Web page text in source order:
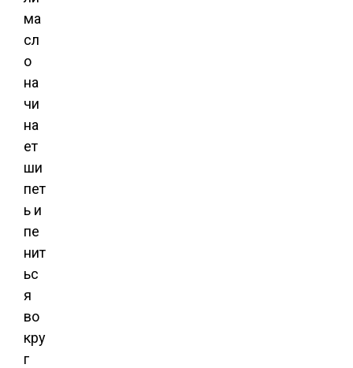
ма
сл
о
на
чи
на
ет
ши
пет
ь и
пе
нит
ьс
я
во
кру
г